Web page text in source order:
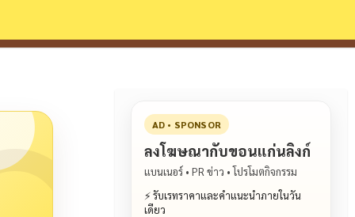
AD • SPONSOR
ลงโฆษณากับขอนแก่นลิงก์
แบนเนอร์ • PR ข่าว • โปรโมตกิจกรรม
⚡ รับเรทราคาและคำแนะนำภายในวัน
เดียว